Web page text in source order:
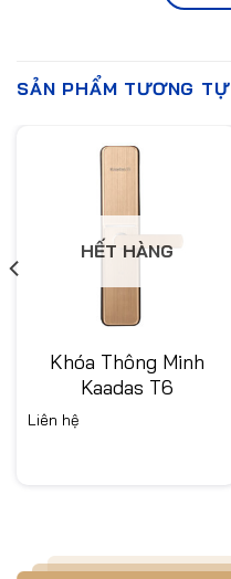
SẢN PHẨM TƯƠNG TỰ
HẾT HÀNG
Khóa Thông Minh
Kaadas T6
Liên hệ